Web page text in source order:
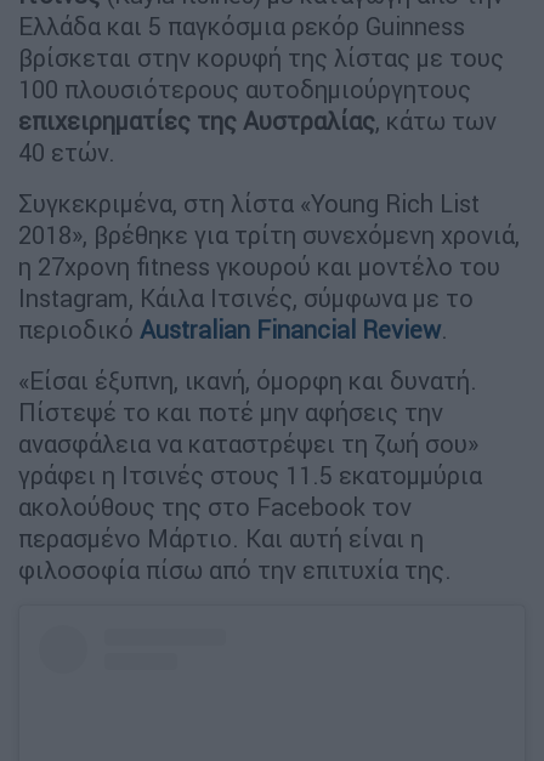
Ελλάδα και 5 παγκόσμια ρεκόρ Guinness
βρίσκεται στην κορυφή της λίστας με τους
100 πλουσιότερους αυτοδημιούργητους
επιχειρηματίες της Αυστραλίας, κάτω των
40 ετών.
Συγκεκριμένα, στη λίστα «Young Rich List
2018», βρέθηκε για τρίτη συνεχόμενη χρονιά,
η 27χρονη fitness γκουρού και μοντέλο του
Instagram, Κάιλα Ιτσινές, σύμφωνα με το
περιοδικό Australian Financial Review.
«Είσαι έξυπνη, ικανή, όμορφη και δυνατή.
Πίστεψέ το και ποτέ μην αφήσεις την
ανασφάλεια να καταστρέψει τη ζωή σου»
γράφει η Ιτσινές στους 11.5 εκατομμύρια
ακολούθους της στο Facebook τον
περασμένο Μάρτιο. Και αυτή είναι η
φιλοσοφία πίσω από την επιτυχία της.